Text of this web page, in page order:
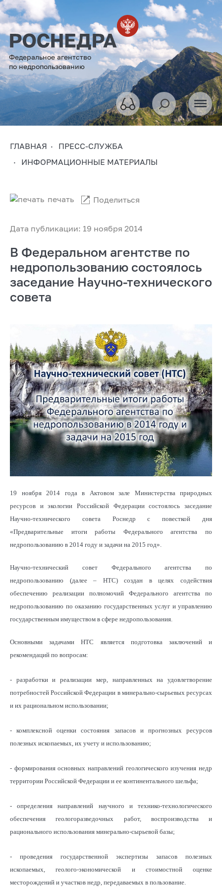
Федеральное агентство
по недропользованию
ГЛАВНАЯ
ПРЕСС-СЛУЖБА
ИНФОРМАЦИОННЫЕ МАТЕРИАЛЫ
Дата публикации: 19 ноября 2014
печать Поделиться
В Федеральном агентстве по
недропользованию состоялось
заседание Научно-технического
совета
19 ноября 2014 года в Актовом зале Министерства природных
ресурсов и экологии Российской Федерации состоялось заседание
Научно-технического совета Роснедр с повесткой дня
«Предварительные итоги работы Федерального агентства по
недропользованию в 2014 году и задачи на 2015 год».
Научно-технический совет Федерального агентства по
недропользованию (далее – НТС) создан в целях содействия
обеспечению реализации полномочий Федерального агентства по
недропользованию по оказанию государственных услуг и управлению
государственным имуществом в сфере недропользования.
Основными задачами НТС является подготовка заключений и
рекомендаций по вопросам:
- разработки и реализации мер, направленных на удовлетворение
потребностей Российской Федерации в минерально-сырьевых ресурсах
и их рациональном использовании;
- комплексной оценки состояния запасов и прогнозных ресурсов
полезных ископаемых, их учету и использованию;
- формирования основных направлений геологического изучения недр
территории Российской Федерации и ее континентального шельфа;
- определения направлений научного и технико-технологического
обеспечения геологоразведочных работ, воспроизводства и
рационального использования минерально-сырьевой базы;
- проведения государственной экспертизы запасов полезных
ископаемых, геолого-экономической и стоимостной оценке
месторождений и участков недр, передаваемых в пользование.